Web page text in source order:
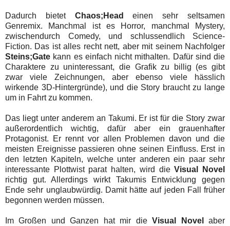
Dadurch bietet Chaos;Head
einen sehr seltsamen
Genremix. Manchmal ist es Horror, manchmal Mystery,
zwischendurch Comedy, und schlussendlich Science-
Fiction. Das ist alles recht nett, aber mit seinem Nachfolger
Steins;Gate kann es einfach nicht mithalten. Dafür sind die
Charaktere zu uninteressant, die Grafik zu billig (es gibt
zwar viele Zeichnungen, aber ebenso viele hässlich
wirkende 3D-Hintergründe), und die Story braucht zu lange
um in Fahrt zu kommen.
Das liegt unter anderem an Takumi. Er ist für die Story zwar
außerordentlich wichtig, dafür aber ein grauenhafter
Protagonist. Er rennt vor allen Problemen davon und die
meisten Ereignisse passieren ohne seinen Einfluss. Erst in
den letzten Kapiteln, welche unter anderen ein paar sehr
interessante Plottwist parat halten, wird dieVisual Novel
richtig gut. Allerdings wirkt Takumis Entwicklung gegen
Ende sehr unglaubwürdig. Damit hätte auf jeden Fall früher
begonnen werden müssen.
Im Großen und Ganzen hat mir dieVisual Novel
aber